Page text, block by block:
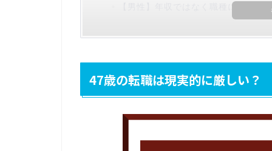
【男性】年収ではなく職種にこだわ
47歳の転職は現実的に厳しい？